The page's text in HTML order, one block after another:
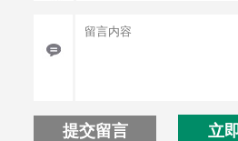
提交留言 立